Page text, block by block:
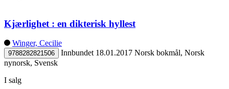
Kjærlighet : en dikterisk hyllest
Winger, Cecilie
9788282821506 Innbundet 18.01.2017 Norsk bokmål, Norsk
nynorsk, Svensk
I salg